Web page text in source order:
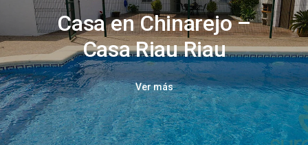
Casa en Chinarejo –
Casa Riau Riau
Ver más